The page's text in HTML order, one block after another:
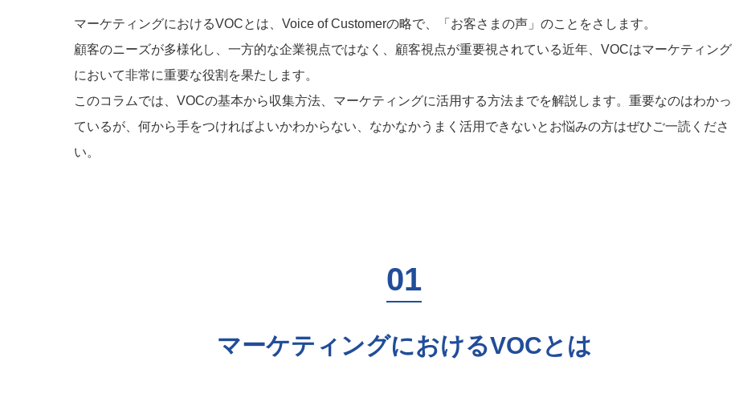
マーケティングにおけるVOCとは、Voice of Customerの略で、「お客さまの声」のことをさします。
顧客のニーズが多様化し、一方的な企業視点ではなく、顧客視点が重要視されている近年、VOCはマーケティング
において非常に重要な役割を果たします。
このコラムでは、VOCの基本から収集方法、マーケティングに活用する方法までを解説します。重要なのはわかっ
ているが、何から手をつければよいかわからない、なかなかうまく活用できないとお悩みの方はぜひご一読くださ
い。
マーケティングにおけるVOCとは